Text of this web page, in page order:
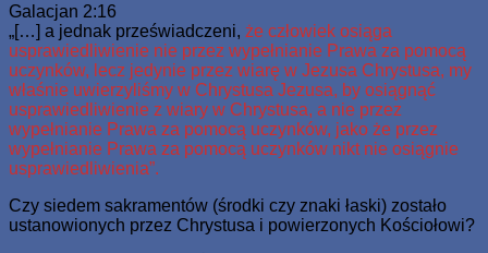
Galacjan 2:16
„[…] a jednak przeświadczeni, że człowiek osiąga
usprawiedliwienie nie przez wypełnianie Prawa za pomocą
uczynków, lecz jedynie przez wiarę w Jezusa Chrystusa, my
właśnie uwierzyliśmy w Chrystusa Jezusa, by osiągnąć
usprawiedliwienie z wiary w Chrystusa, a nie przez
wypełnianie Prawa za pomocą uczynków, jako że przez
wypełnianie Prawa za pomocą uczynków nikt nie osiągnie
usprawiedliwienia”.
Czy siedem sakramentów (środki czy znaki łaski) zostało
ustanowionych przez Chrystusa i powierzonych Kościołowi?